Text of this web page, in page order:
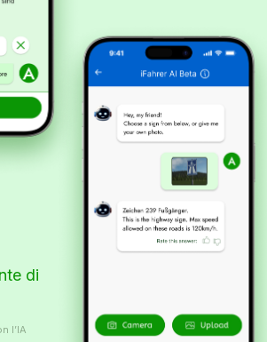
di
l’IA